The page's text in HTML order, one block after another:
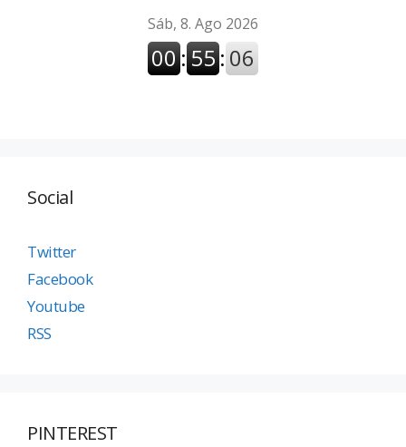
Social
Twitter
Facebook
Youtube
RSS
PINTEREST